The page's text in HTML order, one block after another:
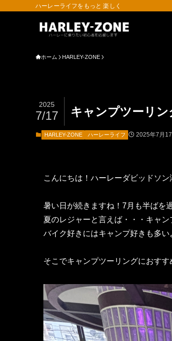
ハーレーライフをもっと 楽しく
ホーム HARLEY-ZONE
キャンプツーリン
2025
7/17
HARLEY-ZONE ハーレーライフ 2025年7月17
こんにちは！ハーレーダビッドソン
暑い日が続きますね！7月も半ばを
夏のレジャーと言えば・・・キャン
バイク好きにはキャンプ好きも多
そこでキャンプツーリングにおす